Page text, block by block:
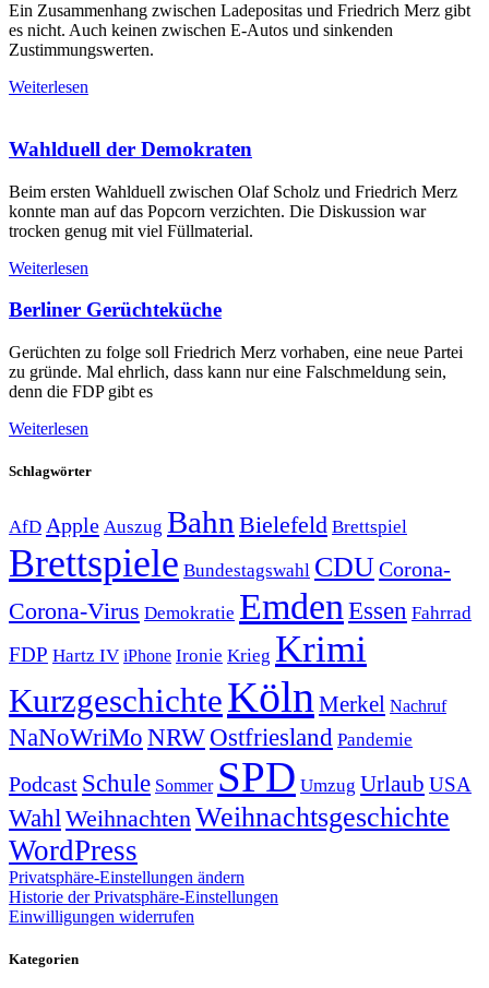
Ein Zusammenhang zwischen Ladepositas und Friedrich Merz gibt
es nicht. Auch keinen zwischen E-Autos und sinkenden
Zustimmungswerten.
Weiterlesen
Wahlduell der Demokraten
Beim ersten Wahlduell zwischen Olaf Scholz und Friedrich Merz
konnte man auf das Popcorn verzichten. Die Diskussion war
trocken genug mit viel Füllmaterial.
Weiterlesen
Berliner Gerüchteküche
Gerüchten zu folge soll Friedrich Merz vorhaben, eine neue Partei
zu gründe. Mal ehrlich, dass kann nur eine Falschmeldung sein,
denn die FDP gibt es
Weiterlesen
Schlagwörter
AfD Apple Auszug Bahn Bielefeld Brettspiel
Brettspiele Bundestagswahl CDUCorona-
Corona-Virus Demokratie Emden Essen Fahrrad
FDP Hartz IV iPhone Ironie Krieg Krimi
KurzgeschichteKölnMerkel Nachruf
NaNoWriMo NRWOstfriesland Pandemie
Podcast Schule Sommer SPD Umzug Urlaub USA
WahlWeihnachtenWeihnachtsgeschichte
WordPress
Privatsphäre-Einstellungen ändern
Historie der Privatsphäre-Einstellungen
Einwilligungen widerrufen
Kategorien